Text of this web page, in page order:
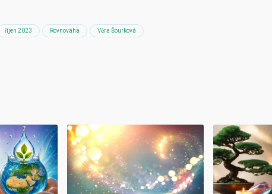
říjen 2023 Rovnováha Věra Šourková